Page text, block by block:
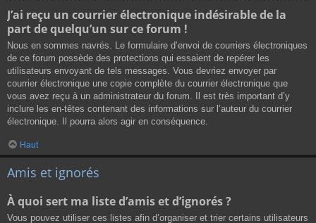
J’ai reçu un courrier électronique indésirable de la
part de quelqu’un sur ce forum !
Nous en sommes navrés. Le formulaire d’envoi de courriers électroniques
de ce forum possède des protections qui essaient de repérer les
utilisateurs envoyant de tels messages. Vous devriez envoyer par
courrier électronique une copie complète du courrier électronique que
vous avez reçu à un administrateur du forum. Il est très important d’y
inclure les en-têtes contenant des informations sur l’auteur du courrier
électronique. Il pourra alors agir en conséquence.
Haut
Amis et ignorés
À quoi sert ma liste d’amis et d’ignorés ?
Vous pouvez utiliser ces listes afin d’organiser et trier certains utilisateurs